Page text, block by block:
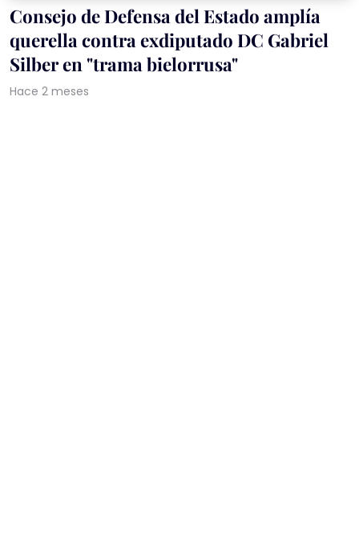
Consejo de Defensa del Estado amplía
querella contra exdiputado DC Gabriel
Silber en "trama bielorrusa"
Hace 2 meses